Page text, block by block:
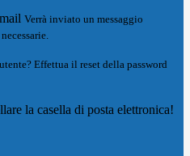
Verrà inviato un messaggio
Effettua il reset della password
la casella di posta elettronica!